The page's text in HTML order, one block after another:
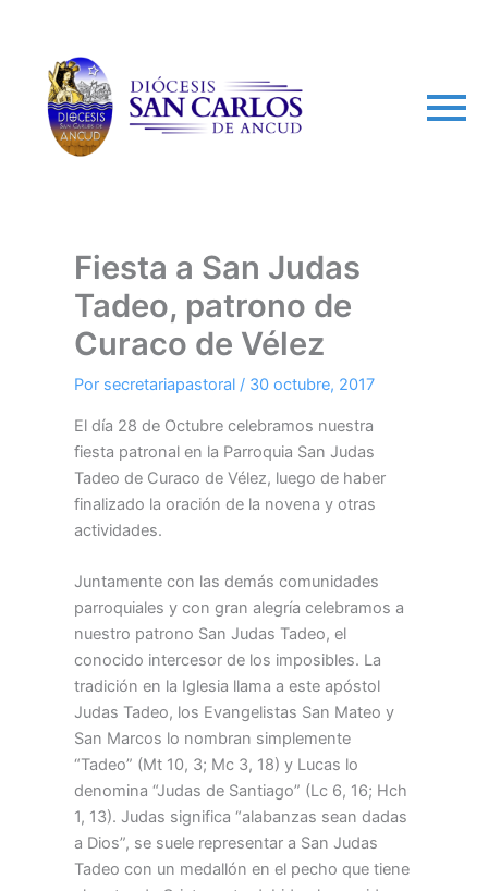
Fiesta a San Judas
Tadeo, patrono de
Curaco de Vélez
Por secretariapastoral / 30 octubre, 2017
El día 28 de Octubre celebramos nuestra
fiesta patronal en la Parroquia San Judas
Tadeo de Curaco de Vélez, luego de haber
finalizado la oración de la novena y otras
actividades.
Juntamente con las demás comunidades
parroquiales y con gran alegría celebramos a
nuestro patrono San Judas Tadeo, el
conocido intercesor de los imposibles. La
tradición en la Iglesia llama a este apóstol
Judas Tadeo, los Evangelistas San Mateo y
San Marcos lo nombran simplemente
“Tadeo” (Mt 10, 3; Mc 3, 18) y Lucas lo
denomina “Judas de Santiago” (Lc 6, 16; Hch
1, 13). Judas significa “alabanzas sean dadas
a Dios”, se suele representar a San Judas
Tadeo con un medallón en el pecho que tiene